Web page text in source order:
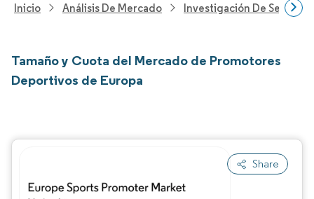
Inicio Análisis De Mercado Investigación De
Tamaño y Cuota del Mercado de Promotores
Deportivos de Europa
Share